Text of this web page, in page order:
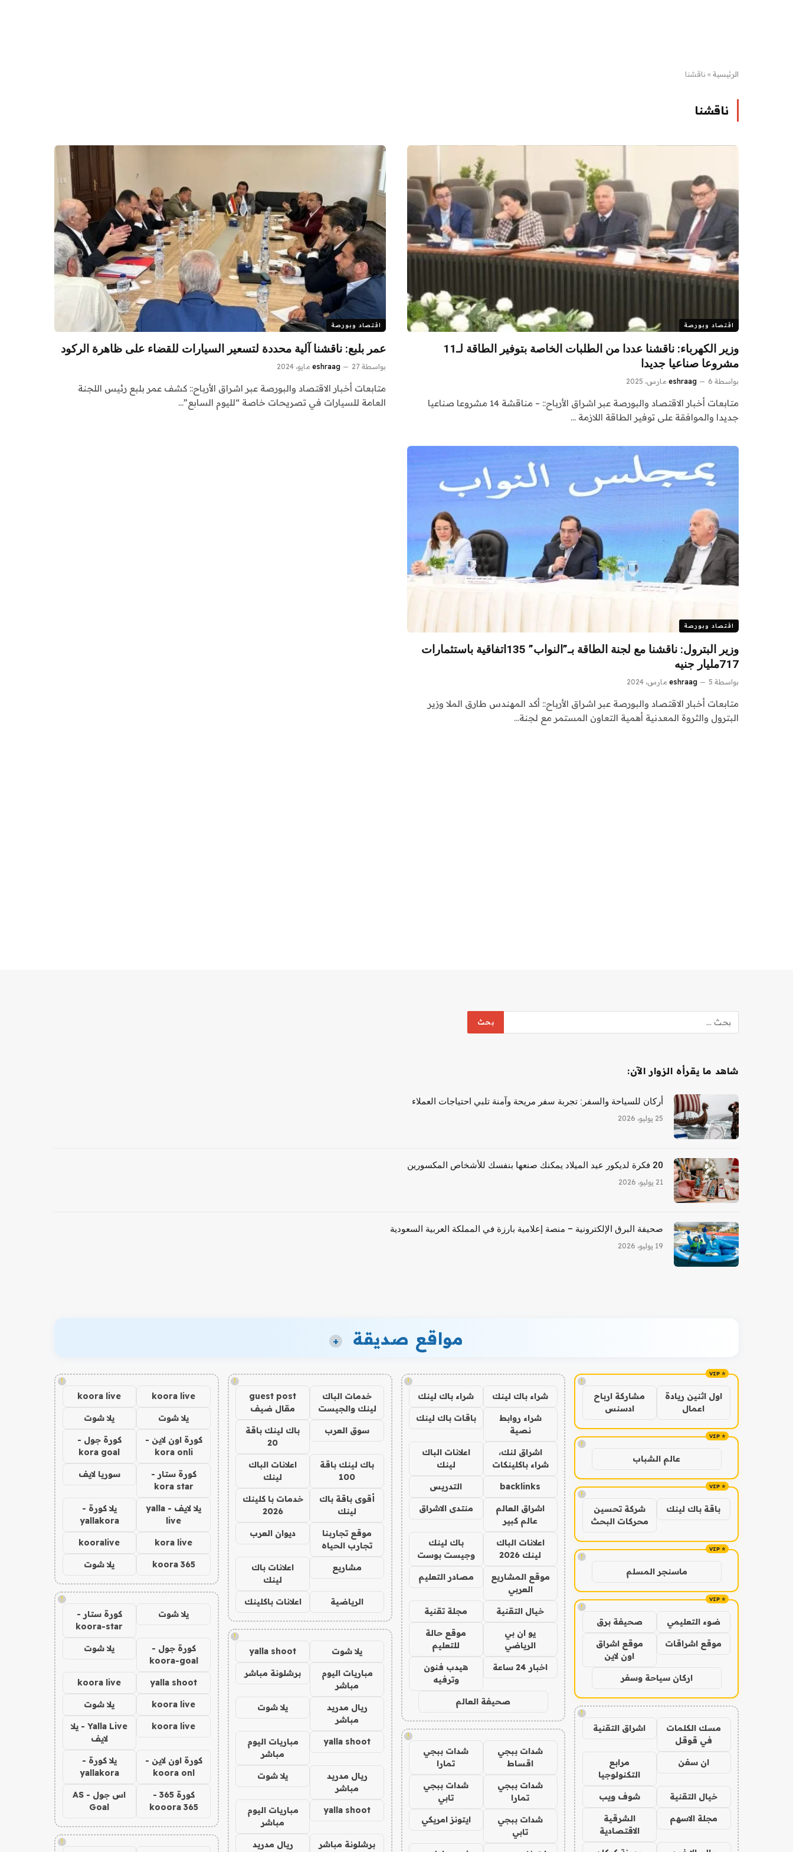
الرئيسية » ناقشنا
ناقشنا
اقتصاد وبورصة
وزير الكهرباء: ناقشنا عددا من الطلبات الخاصة بتوفير الطاقة لـ11
مشروعا صناعيا جديدا
بواسطة eshraag 6 مارس، 2025
متابعات أخبار الاقتصاد والبورصة عبر اشراق الأرباح:: – مناقشة 14 مشروعا صناعيا
جديدا والموافقة على توفير الطاقة اللازمة …
اقتصاد وبورصة
عمر بلبع: ناقشنا آلية محددة لتسعير السيارات للقضاء على ظاهرة الركود
بواسطة eshraag 27 مايو، 2024
متابعات أخبار الاقتصاد والبورصة عبر اشراق الأرباح:: كشف عمر بلبع رئيس اللجنة
العامة للسيارات في تصريحات خاصة “لليوم السابع”…
اقتصاد وبورصة
وزير البترول: ناقشنا مع لجنة الطاقة بـ”النواب” 135اتفاقية باستثمارات
717مليار جنيه
بواسطة eshraag 5 مارس، 2024
متابعات أخبار الاقتصاد والبورصة عبر اشراق الأرباح:: أكد المهندس طارق الملا وزير
البترول والثروة المعدنية أهمية التعاون المستمر مع لجنة…
شاهد ما يقرأه الزوار الآن:
أركان للسياحة والسفر: تجربة سفر مريحة وآمنة تلبي احتياجات العملاء
25 يوليو، 2026
20 فكرة لديكور عيد الميلاد يمكنك صنعها بنفسك للأشخاص المكسورين
21 يوليو، 2026
صحيفة البرق الإلكترونية – منصة إعلامية بارزة في المملكة العربية السعودية
19 يوليو، 2026
مواقع صديقة +
!
اول اثنين ريادة
اعمال
مشاركة ارباح
ادسنس
!
عالم الشباب
!
باقة باك لينك
شركة تحسين
محركات البحث
!
ماسنجر المسلم
!
ضوء التعليمي صحيفة برق
موقع اشراقات
موقع اشراق
اون لاين
اركان سياحة وسفر
!
مسك الكلمات
في قوقل
اشراق التقنية
ان سفن
مرابع
التكنولوجيا
خيال التقنية شوف ويب
مجلة الاسهم
الشرقية
الاقتصادية
!
شراء باك لينك شراء باك لينك
شراء روابط
نصية
باقات باك لينك
اشراق لنك،
شراء باكلينكات
اعلانات الباك
لينك
backlinks التدريس
اشراق العالم
عالم كبير
منتدى الاشراق
اعلانات الباك
لينك 2026
باك لينك
وجيست بوست
موقع المشاريع
العربي
مصادر التعليم
خيال التقنية مجلة تقنية
يو ان بي
الرياضي
موقع حالة
للتعليم
اخبار 24 ساعة
هيدب فنون
وترفيه
صحيفة العالم
!
شدات ببجي
اقساط
شدات ببجي
تمارا
شدات ببجي
تمارا
شدات ببجي
تابي
شدات ببجي
تابي
ايتونز امريكي
!
خدمات الباك
لينك والجيست
guest post
مقال ضيف
سوق العرب
باك لينك باقة
20
باك لينك باقة
100
اعلانات الباك
لينك
أقوى باقة باك
لينك
خدمات با كلينك
2026
موقع تجاربنا
تجارب الحياه
ديوان العرب
مشاريع
اعلانات باك
لينك
الرياضية اعلانات باكلينك
!
يلا شوت yalla shoot
مباريات اليوم
مباشر
برشلونة مباشر
ريال مدريد
مباشر
يلا شوت
yalla shoot
مباريات اليوم
مباشر
ريال مدريد
مباشر
يلا شوت
yalla shoot
مباريات اليوم
مباشر
برشلونة مباشر
ريال مدريد
!
koora live
koora live
يلا شوت يلا شوت
كورة اون لاين -
kora onli
كورة جول -
kora goal
كورة ستار -
kora star
سوريا لايف
يلا لايف - yalla
live
يلا كورة -
yallakora
kora live
kooralive
koora 365 يلا شوت
!
يلا شوت
كورة ستار -
koora-star
كورة جول -
koora-goal
يلا شوت
yalla shoot
koora live
koora live يلا شوت
koora live
Yalla Live - يلا
لايف
كورة اون لاين -
koora onl
يلا كورة -
yallakora
كورة 365 -
kooora 365
اس جول - AS
Goal
!